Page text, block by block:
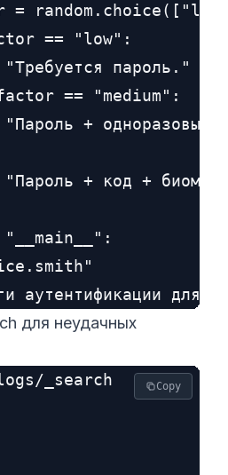
=
== "low":
пароль."
== "medium":
+ одноразовый
+ код +
для неудачных
_search
Copy